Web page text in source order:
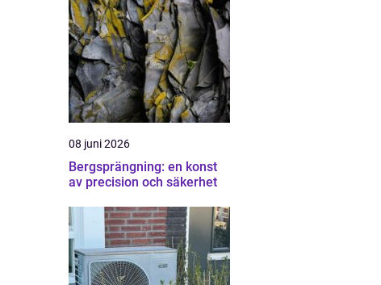
08 juni 2026
Bergsprängning: en konst
av precision och säkerhet